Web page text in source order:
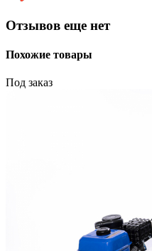
Отзывов еще нет
Похожие товары
Под заказ